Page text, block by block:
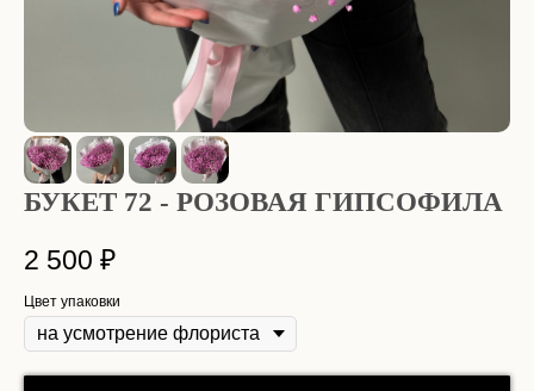
БУКЕТ 72 - РОЗОВАЯ ГИПСОФИЛА
2 500 ₽
Цвет упаковки